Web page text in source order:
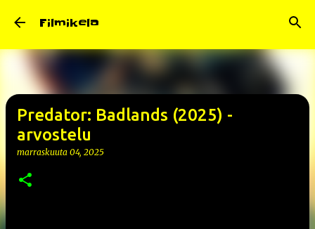
Filmikela
Predator: Badlands (2025) -
arvostelu
marraskuuta 04, 2025